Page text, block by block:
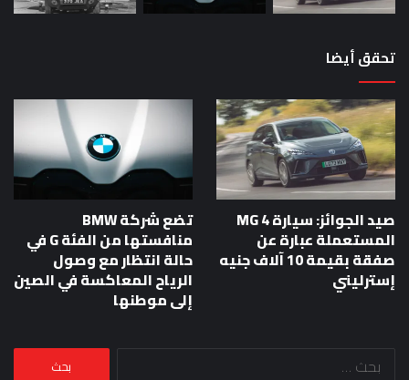
تحقق أيضا
صيد الجوائز: سيارة MG 4
المستعملة عبارة عن
صفقة بقيمة 10 آلاف جنيه
إسترليني
تضع شركة BMW
منافستها من الفئة G في
حالة انتظار مع وصول
الرياح المعاكسة في الصين
إلى موطنها
البحث